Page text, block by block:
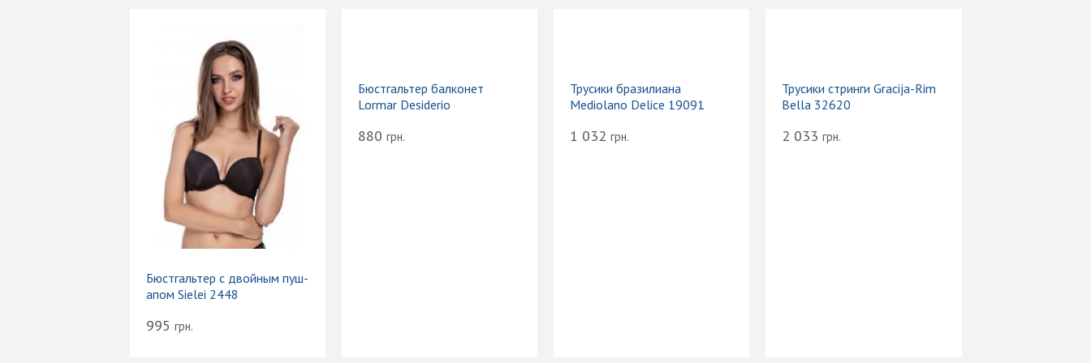
Бюстгальтер с двойным пуш-
апом Sielei 2448
995 грн.
Бюстгальтер балконет
Lormar Desiderio
880 грн.
Трусики бразилиана
Mediolano Delice 19091
1 032 грн.
Трусики стринги Gracija-Rim
Bella 32620
2 033грн.